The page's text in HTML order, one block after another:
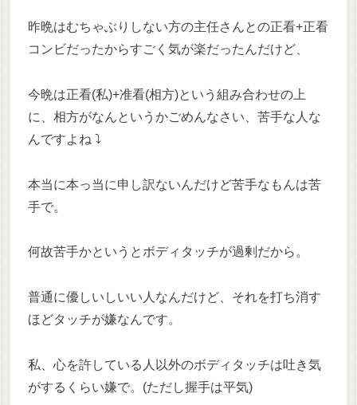
昨晩はむちゃぶりしない方の主任さんとの正看+正看
コンビだったからすごく気が楽だったんだけど、
今晩は正看(私)+准看(相方)という組み合わせの上
に、相方がなんというかごめんなさい、苦手な人な
んですよね ⤵︎
本当に本っ当に申し訳ないんだけど苦手なもんは苦
手で。
何故苦手かというとボディタッチが過剰だから。
普通に優しいしいい人なんだけど、それを打ち消す
ほどタッチが嫌なんです。
私、心を許している人以外のボディタッチは吐き気
がするくらい嫌で。(ただし握手は平気)